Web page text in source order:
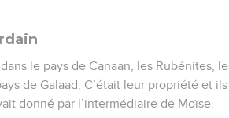
le pays de Canaan, les Rubénites,
de Galaad. C’était leur propriété et
donné par l’intermédiaire de Moïse.